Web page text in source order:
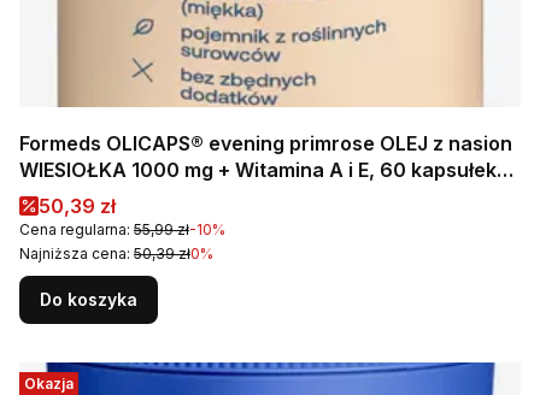
Formeds OLICAPS® evening primrose OLEJ z nasion
WIESIOŁKA 1000 mg + Witamina A i E, 60 kapsułek
miękkich Wspiera układ hormonalny, skórę oraz
prawidłowy poziom cholesterolu
Cena promocyjna
50,39 zł
Cena regularna: 55,99 zł-10%
Najniższa cena: 50,39 zł0%
Do koszyka
Okazja